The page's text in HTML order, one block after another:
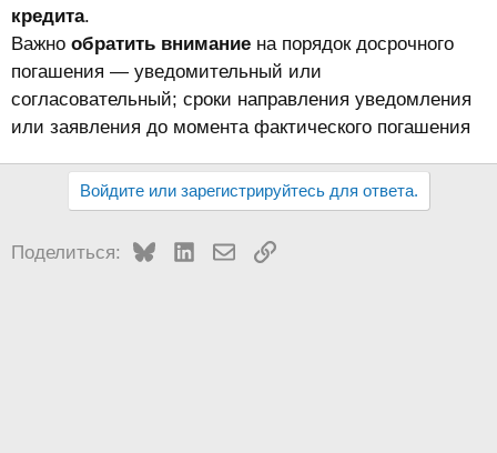
кредита.
Важно обратить внимание на порядок досрочного
погашения — уведомительный или
согласовательный; сроки направления уведомления
или заявления до момента фактического погашения
Войдите или зарегистрируйтесь для ответа.
Поделиться: BlueskyLinkedInЭлектронная почта
Ссылка